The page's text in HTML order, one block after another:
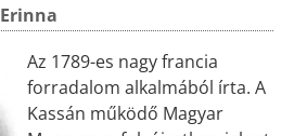
Erinna
Az 1789-es nagy francia
forradalom alkalmából írta. A
Kassán működő Magyar